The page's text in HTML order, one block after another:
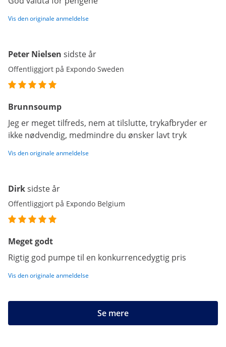
Vis den originale anmeldelse
Peter Nielsen sidste år
Offentliggjort på Expondo Sweden
Brunnsoump
Jeg er meget tilfreds, nem at tilslutte, trykafbryder er
ikke nødvendig, medmindre du ønsker lavt tryk
Vis den originale anmeldelse
Dirksidste år
Offentliggjort på Expondo Belgium
Meget godt
Rigtig god pumpe til en konkurrencedygtig pris
Vis den originale anmeldelse
Se mere